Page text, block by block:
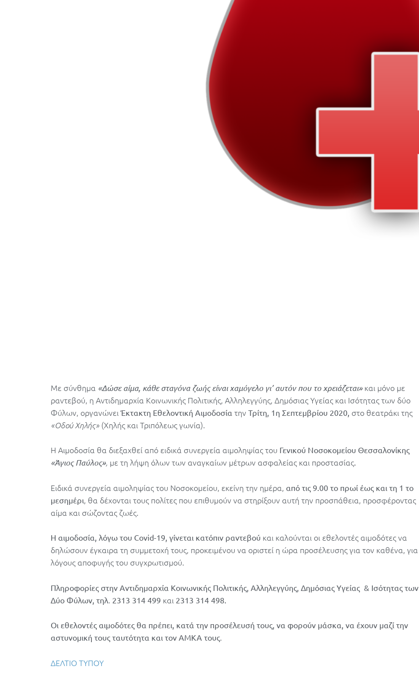
Με σύνθημα «Δώσε αίμα, κάθε σταγόνα ζωής είναι χαμόγελο γι’ αυτόν που το χρειάζεται»και μόνο με
ραντεβού, η Αντιδημαρχία Κοινωνικής Πολιτικής, Αλληλεγγύης, Δημόσιας Υγείας και Ισότητας των δύο
Φύλων, οργανώνειΈκτακτη Εθελοντική Αιμοδοσία την Τρίτη, 1η Σεπτεμβρίου 2020, στο θεατράκι της
«Οδού Χηλής» (Χηλής και Τριπόλεως γωνία).
Η Αιμοδοσία θα διεξαχθεί από ειδικά συνεργεία αιμοληψίας του Γενικού Νοσοκομείου Θεσσαλονίκης
«ΆγιοςΠαύλος», με τη λήψη όλων των αναγκαίων μέτρων ασφαλείας και προστασίας.
Ειδικά συνεργεία αιμοληψίας του Νοσοκομείου, εκείνη την ημέρα, από τις 9.00 το πρωί έως και τη 1 το
μεσημέρι, θα δέχονται τους πολίτες που επιθυμούν να στηρίξουν αυτή την προσπάθεια, προσφέροντας
αίμα και σώζοντας ζωές.
Η αιμοδοσία, λόγω του Covid-19, γίνεται κατόπιν ραντεβού και καλούνται οι εθελοντές αιμοδότες να
δηλώσουν έγκαιρα τη συμμετοχή τους, προκειμένου να οριστεί η ώρα προσέλευσης για τον καθένα, για
λόγους αποφυγής του συγχρωτισμού.
Πληροφορίες στην Αντιδημαρχία Κοινωνικής Πολιτικής, Αλληλεγγύης, Δημόσιας Υγείας & Ισότητας των
Δύο Φύλων, τηλ. 2313 314 499 και 2313 314 498.
Οι εθελοντές αιμοδότες θα πρέπει, κατά την προσέλευσή τους, να φορούν μάσκα, να έχουν μαζί την
αστυνομική τους ταυτότητα και τον ΑΜΚΑ τους.
ΔΕΛΤΙΟ ΤΥΠΟΥ